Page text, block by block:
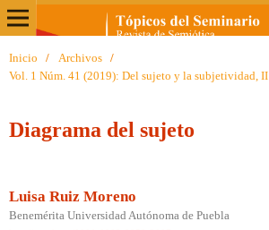
Inicio / Archivos
/
Vol. 1 Núm. 41 (2019): Del sujeto y la subjetividad, II
Diagrama del sujeto
Luisa Ruiz Moreno
Benemérita Universidad Autónoma de Puebla